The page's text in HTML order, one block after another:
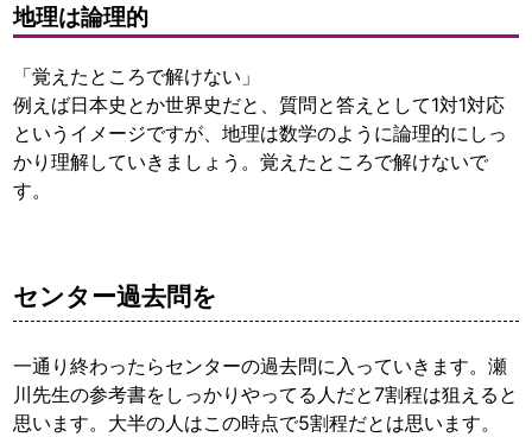
地理は論理的
「覚えたところで解けない」
例えば日本史とか世界史だと、質問と答えとして1対1対応
というイメージですが、地理は数学のように論理的にしっ
かり理解していきましょう。覚えたところで解けないで
す。
センター過去問を
一通り終わったらセンターの過去問に入っていきます。瀬
川先生の参考書をしっかりやってる人だと7割程は狙えると
思います。大半の人はこの時点で5割程だとは思います。